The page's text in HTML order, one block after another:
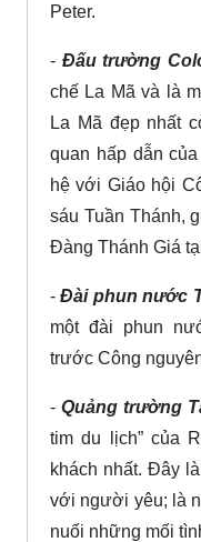
Peter.
- Đấu trường
chế La Mã và là
La Mã đẹp nhất
quan hấp dẫn
hệ với Giáo hội
sáu Tuần Thánh,
Đàng Thánh Giá
-Đài phun nước
một đài phun
trước Công
-Quảng trường
tim du lịch” của
khách nhất. Đây
với người yêu; là
nuối những mối